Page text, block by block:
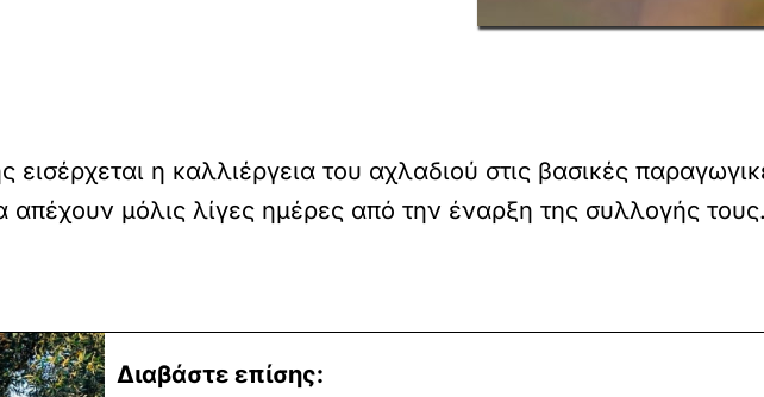
εισέρχεται η καλλιέργεια του αχλαδιού στις βασικές
απέχουν μόλις λίγες ημέρες από την έναρξη της συλλογής τους.
Διαβάστε επίσης: